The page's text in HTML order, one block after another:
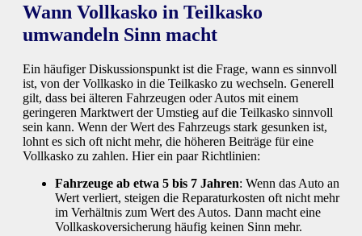
Wann Vollkasko in Teilkasko
umwandeln Sinn macht
Ein häufiger Diskussionspunkt ist die Frage, wann es sinnvoll
ist, von der Vollkasko in die Teilkasko zu wechseln. Generell
gilt, dass bei älteren Fahrzeugen oder Autos mit einem
geringeren Marktwert der Umstieg auf die Teilkasko sinnvoll
sein kann. Wenn der Wert des Fahrzeugs stark gesunken ist,
lohnt es sich oft nicht mehr, die höheren Beiträge für eine
Vollkasko zu zahlen. Hier ein paar Richtlinien:
Fahrzeuge ab etwa 5 bis 7 Jahren: Wenn das Auto an
Wert verliert, steigen die Reparaturkosten oft nicht mehr
im Verhältnis zum Wert des Autos. Dann macht eine
Vollkaskoversicherung häufig keinen Sinn mehr.